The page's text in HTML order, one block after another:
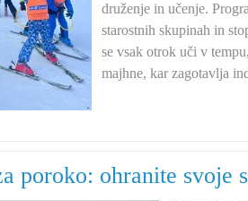
druženje in učenje.
starostnih skupinah in
se vsak otrok uči v
majhne, kar zagotavlja
poroko: ohranite svoje